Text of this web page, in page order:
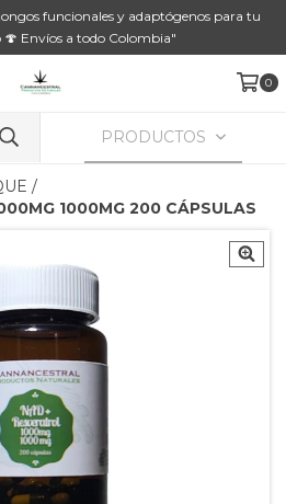
funcionales y adaptógenos para tu
🍄 Envíos a todo Colombia"
0
PRODUCTOS
/
1000MG 200 CÁPSULAS